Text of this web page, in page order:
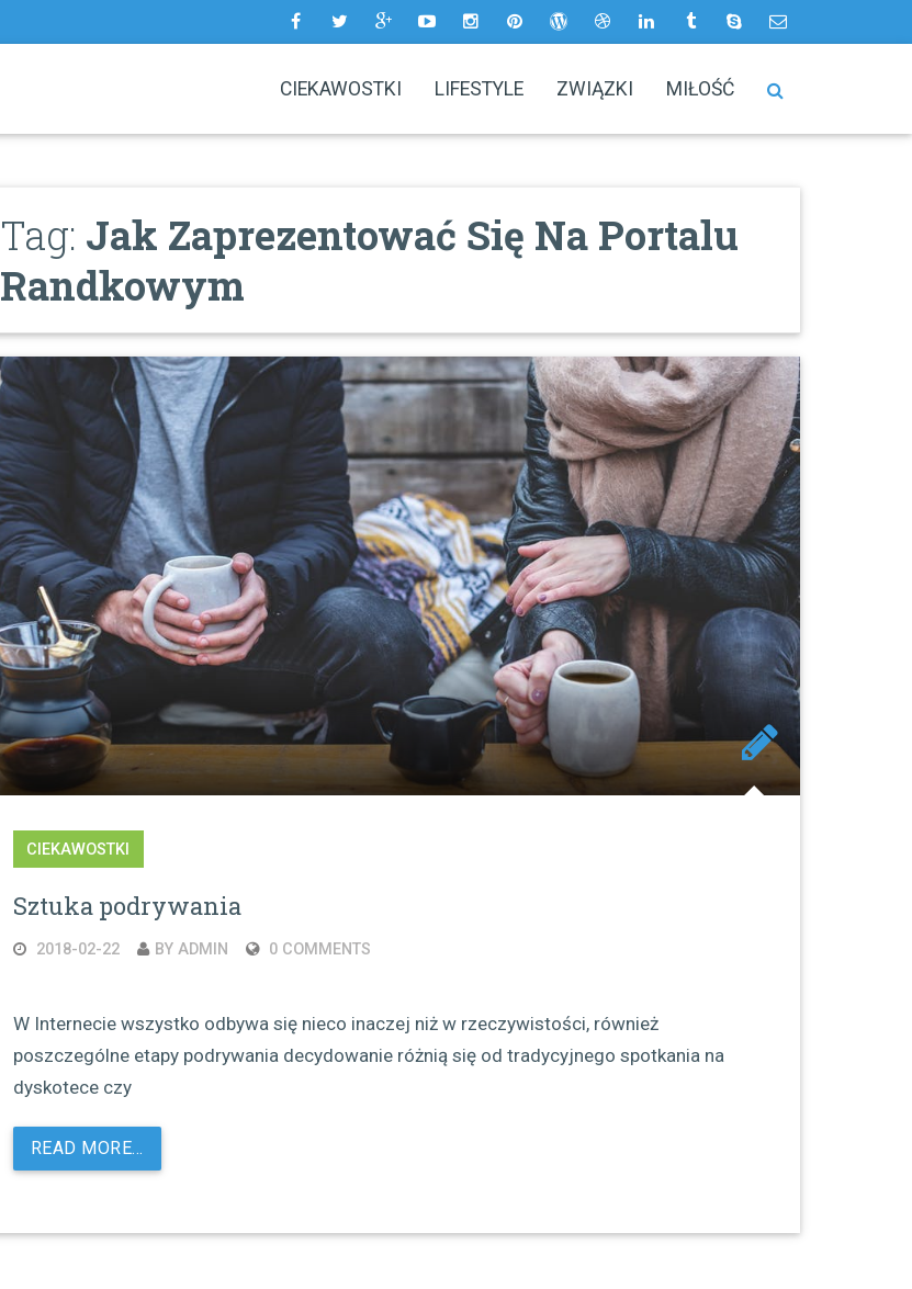
CIEKAWOSTKI LIFESTYLE ZWIĄZKI MIŁOŚĆ
Tag: Jak Zaprezentować Się Na Portalu
Randkowym
CIEKAWOSTKI
Sztuka podrywania
2018-02-22 BY ADMIN 0 COMMENTS
W Internecie wszystko odbywa się nieco inaczej niż w rzeczywistości, również
poszczególne etapy podrywania decydowanie różnią się od tradycyjnego spotkania na
dyskotece czy
READ MORE…